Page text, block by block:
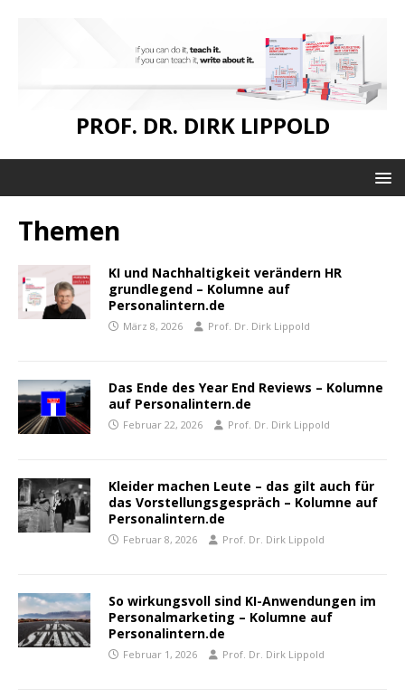
PROF. DR. DIRK LIPPOLD
Themen
KI und Nachhaltigkeit verändern HR
grundlegend – Kolumne auf
Personalintern.de
März 8, 2026 Prof. Dr. Dirk Lippold
Das Ende des Year End Reviews – Kolumne
auf Personalintern.de
Februar 22, 2026 Prof. Dr. Dirk Lippold
Kleider machen Leute – das gilt auch für
das Vorstellungsgespräch – Kolumne auf
Personalintern.de
Februar 8, 2026 Prof. Dr. Dirk Lippold
So wirkungsvoll sind KI-Anwendungen im
Personalmarketing – Kolumne auf
Personalintern.de
Februar 1, 2026 Prof. Dr. Dirk Lippold